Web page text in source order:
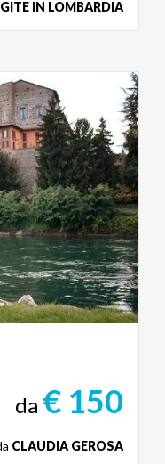
IN LOMBARDIA
da € 150
CLAUDIA GEROSA